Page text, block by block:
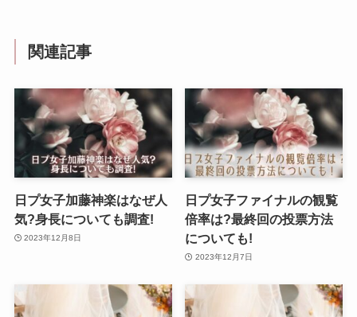
関連記事
日プ女子加藤神楽はなぜ人
気?身長についても調査!
2023年12月8日
日プ女子ファイナルの観覧
倍率は?最終回の投票方法
についても!
2023年12月7日